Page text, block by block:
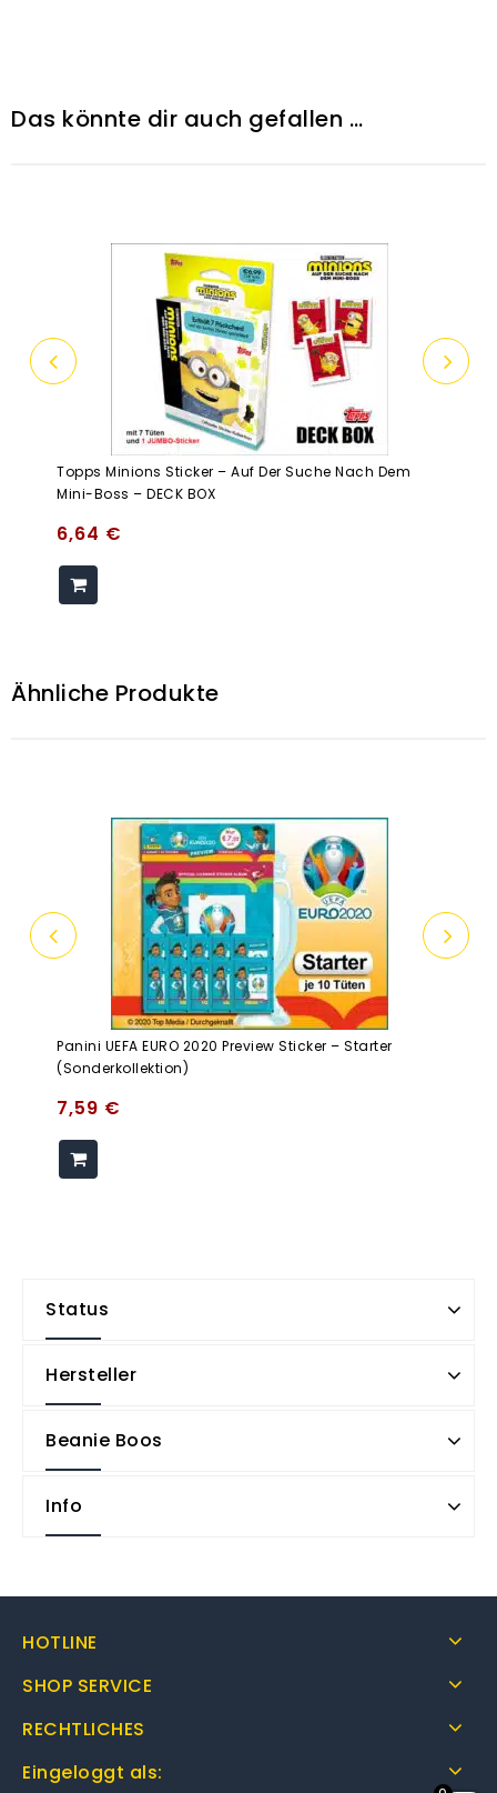
Das könnte dir auch gefallen …
Topps Minions Sticker – Auf Der Suche Nach Dem
Mini-Boss – DECK BOX
6,64 €
Ähnliche Produkte
Panini UEFA EURO 2020 Preview Sticker – Starter
(Sonderkollektion)
7,59 €
Status
Hersteller
Beanie Boos
Info
HOTLINE
SHOP SERVICE
RECHTLICHES
Eingeloggt als: